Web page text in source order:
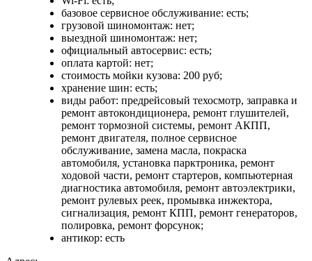
базовое сервисное обслуживание: есть;
грузовой шиномонтаж: нет;
выездной шиномонтаж: нет;
официальный автосервис: есть;
оплата картой: нет;
стоимость мойки кузова: 200 руб;
хранение шин: есть;
виды работ: предрейсовый техосмотр, заправка и
ремонт автокондиционера, ремонт глушителей,
ремонт тормозной системы, ремонт АКПП,
ремонт двигателя, полное сервисное
обслуживание, замена масла, покраска
автомобиля, установка парктроника, ремонт
ходовой части, ремонт стартеров, компьютерная
диагностика автомобиля, ремонт автоэлектрики,
ремонт рулевых реек, промывка инжектора,
сигнализация, ремонт КПП, ремонт генераторов,
полировка, ремонт форсунок;
антикор: есть